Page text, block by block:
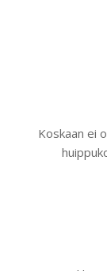
Koskaan ei